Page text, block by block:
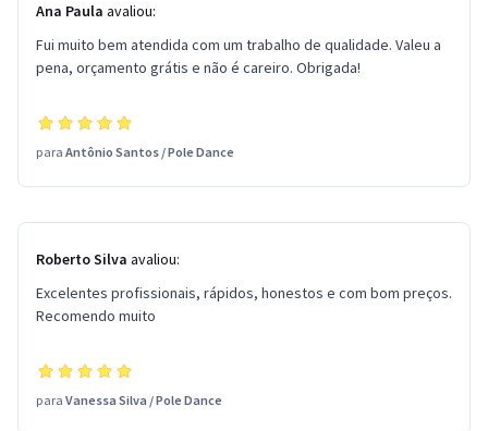
Ana Paula avaliou:
Fui muito bem atendida com um trabalho de qualidade. Valeu a
pena, orçamento grátis e não é careiro. Obrigada!
para Antônio Santos /Pole Dance
Roberto Silva avaliou:
Excelentes profissionais, rápidos, honestos e com bom preços.
Recomendo muito
para Vanessa Silva /Pole Dance